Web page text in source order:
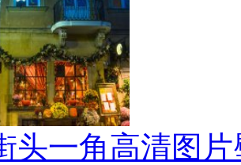
头一角高清图片